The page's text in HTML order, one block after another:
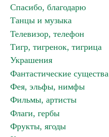
Спасибо, благодарю
Танцы и музыка
Телевизор, телефон
Тигр, тигренок, тигрица
Украшения
Фантастические существа
Фея, эльфы, нимфы
Фильмы, артисты
Флаги, гербы
Фрукты, ягоды